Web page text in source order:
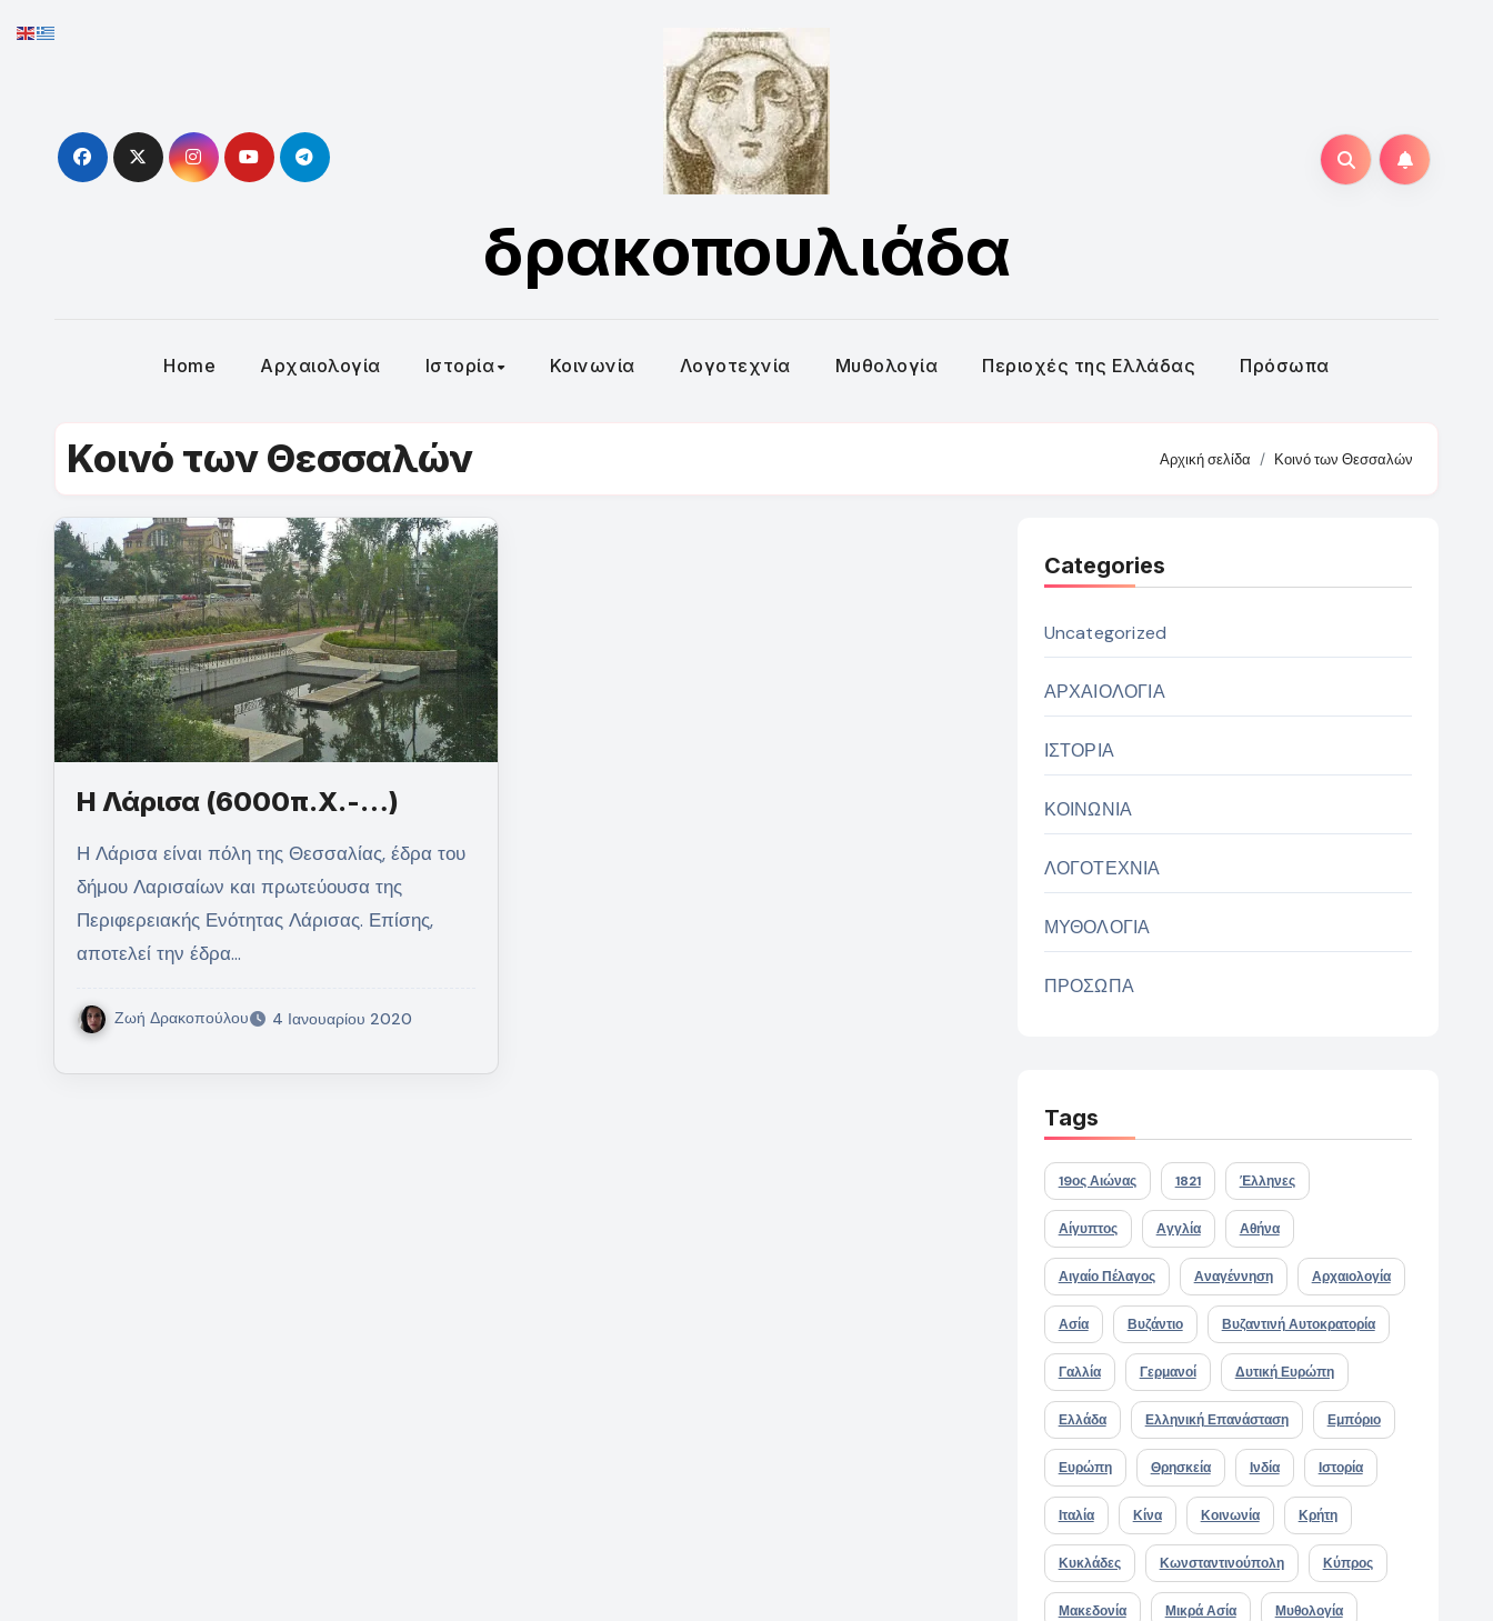
to
δρακοπουλιάδα
Home Αρχαιολογία Ιστορία Κοινωνία Λογοτεχνία Μυθολογία Περιοχές της Ελλάδας Πρόσωπα
Κοινό των Θεσσαλών Αρχική σελίδα Κοινό των Θεσσαλών
Η Λάρισα (6000π.Χ.-…)
Η Λάρισα είναι πόλη της Θεσσαλίας, έδρα του
δήμου Λαρισαίων και πρωτεύουσα της
Περιφερειακής Ενότητας Λάρισας. Επίσης,
αποτελεί την έδρα…
Ζωή Δρακοπούλου 4 Ιανουαρίου 2020
Categories
Uncategorized
ΑΡΧΑΙΟΛΟΓΙΑ
ΙΣΤΟΡΙΑ
ΚΟΙΝΩΝΙΑ
ΛΟΓΟΤΕΧΝΙΑ
ΜΥΘΟΛΟΓΙΑ
ΠΡΟΣΩΠΑ
Tags
19ος Αιώνας 1821 Έλληνες
Αίγυπτος Αγγλία Αθήνα
Αιγαίο Πέλαγος Αναγέννηση Αρχαιολογία
Ασία Βυζάντιο Βυζαντινή Αυτοκρατορία
Γαλλία Γερμανοί Δυτική Ευρώπη
Ελλάδα Ελληνική Επανάσταση Εμπόριο
Ευρώπη Θρησκεία Ινδία Ιστορία
Ιταλία Κίνα Κοινωνία Κρήτη
Κυκλάδες Κωνσταντινούπολη Κύπρος
Μακεδονία Μικρά Ασία Μυθολογία